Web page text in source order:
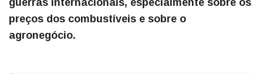
preços dos combustíveis e sobre o
agronegócio.